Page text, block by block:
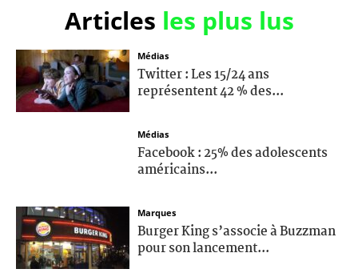
Articles les plus lus
Médias
Twitter : Les 15/24 ans
représentent 42 % des...
Médias
Facebook : 25% des adolescents
américains...
Marques
Burger King s’associe à Buzzman
pour son lancement...